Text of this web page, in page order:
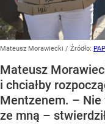
Mateusz Morawiecki / Źródło: PAP
Mateusz
i chciałby
Mentzenem. – Nie
ze mną –